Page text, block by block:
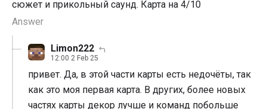
сюжет и прикольный саунд. Карта на 4/10
Answer
Limon222
12:00 2 Feb 25
привет. Да, в этой части карты есть недочёты, так
как это моя первая карта. В других, более новых
частях карты декор лучше и команд побольше